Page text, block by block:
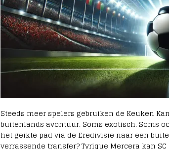
Steeds meer spelers gebruiken de Keuken
buitenlands avontuur. Soms exotisch. Soms
het geikte pad via de Eredivisie naar een
verrassende transfer? Tyrique Mercera kan